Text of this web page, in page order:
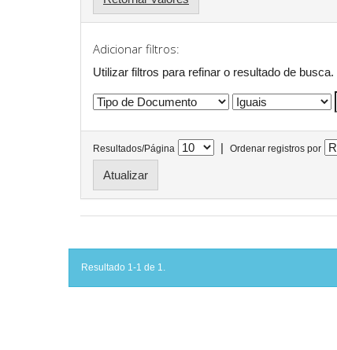
Adicionar filtros:
Utilizar filtros para refinar o resultado de busca.
Resultados/Página | Ordenar registros por
Resultado 1-1 de 1.